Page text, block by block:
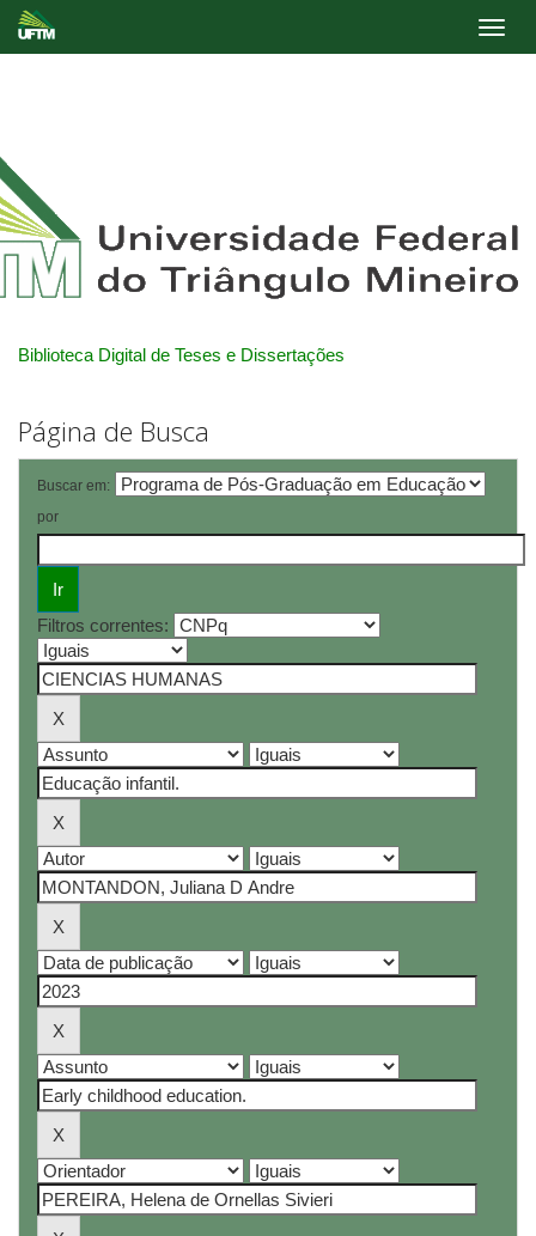
Biblioteca Digital de Teses e Dissertações
Página de Busca
Buscar em:
por
Filtros correntes: